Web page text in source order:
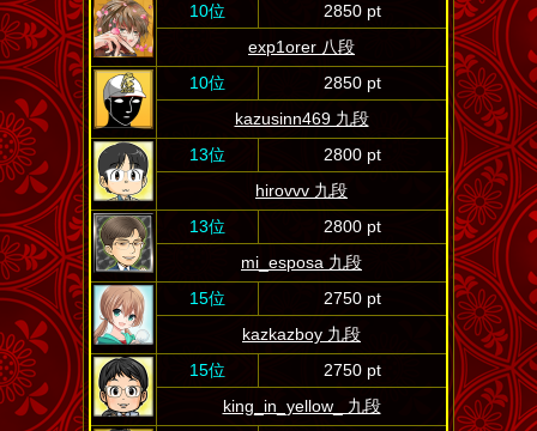
10位
2850 pt
exp1orer 八段
10位
2850 pt
kazusinn469 九段
13位
2800 pt
hirovvv 九段
13位
2800 pt
mi_esposa 九段
15位
2750 pt
kazkazboy 九段
15位
2750 pt
king_in_yellow_ 九段